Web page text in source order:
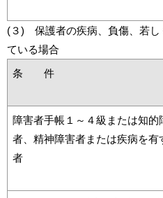
(３) 保護者の疾病、負傷、若し
ている場合
条 件
障害者手帳１～４級または知的
者、精神障害者または疾病を有
者